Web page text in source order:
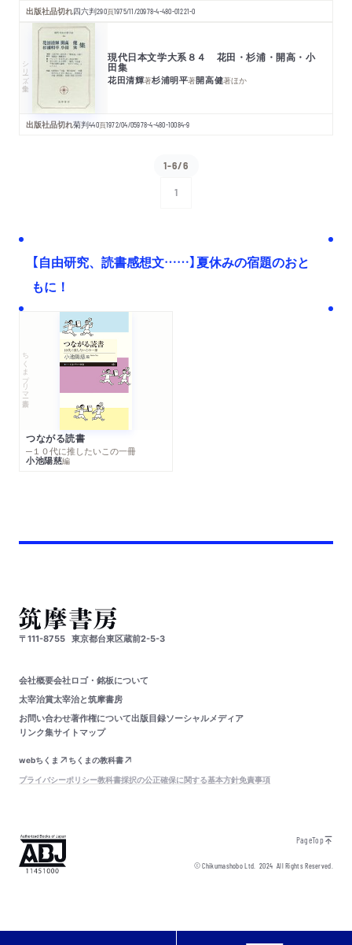
出版社品切れ四六判290頁1975/11/20978-4-480-01221-0
シリーズ・全集 現代日本文学大系８４ 花田・杉浦・開高・小
田集
花田清輝著杉浦明平著開高健著ほか
出版社品切れ菊判440頁1972/04/05978-4-480-10084-9
1-6/6
1
【自由研究、読書感想文……】夏休みの宿題のおと
もに！
ちくまプリマー新書
つながる読書
─１０代に推したいこの一冊
小池陽慈編
〒111-8755 東京都台東区蔵前2-5-3
会社概要会社ロゴ・銘板について
太宰治賞太宰治と筑摩書房
お問い合わせ著作権について出版目録ソーシャルメディア
リンク集サイトマップ
webちくま
ちくまの教科書
プライバシーポリシー教科書採択の公正確保に関する基本方針免責事項
PageTop
© Chikumashobo Ltd.2024 All Rights Reserved.